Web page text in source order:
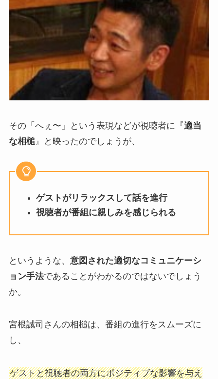
その「へぇ〜」という表現などが視聴者に『適当
な相槌 』と映ったのでしょうが、
ゲストがリラックスして話を進行
視聴者が番組に親しみを感じられる
というような、 意図された適切なコミュニケーシ
ョン手法であることがわかるのではないでしょう
か。
宮根誠司さんの相槌は、番組の進行をスムーズに
し、
ゲストと視聴者の両方にポジティブな影響を与え